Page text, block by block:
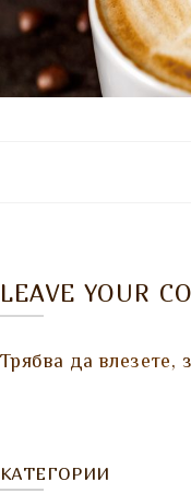
LEAVE YOUR
Трябва давлезете,
КАТЕГОРИИ